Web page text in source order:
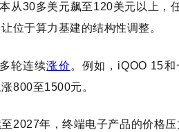
从30多美元飙至120美元以上，
位于算力基建的结构性调整。
轮连续涨价 。例如， iQOO 15
800至1500元。
2027年，终端电子产品的价格压